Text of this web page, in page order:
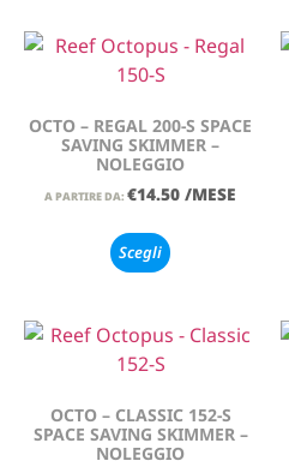
OCTO – REGAL 200-S SPACE
SAVING SKIMMER –
NOLEGGIO
A PARTIRE DA: €14.50 /MESE
Scegli
OCTO – CLASSIC 152-S
SPACE SAVING SKIMMER –
NOLEGGIO